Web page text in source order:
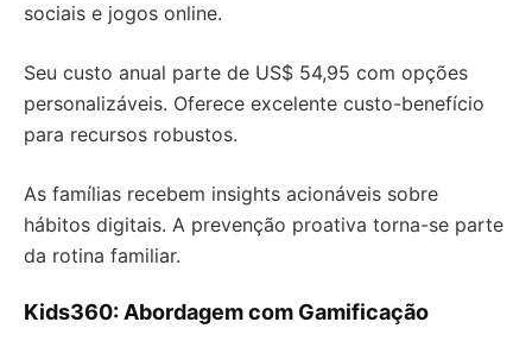
sociais e jogos online.
Seu custo anual parte de US$ 54,95 com opções
personalizáveis. Oferece excelente custo-benefício
para recursos robustos.
As famílias recebem insights acionáveis sobre
hábitos digitais. A prevenção proativa torna-se parte
da rotina familiar.
Kids360: Abordagem com Gamificação